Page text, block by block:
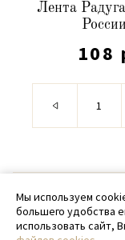
Лента
108
Мы используем
большего удобства
использовать сайт,